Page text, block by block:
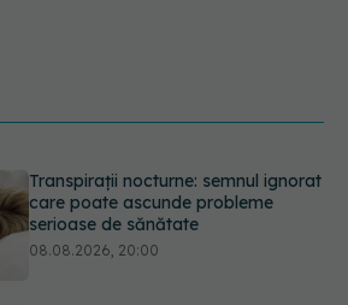
Ce poți mânca și ce trebuie să eviți
dacă ai gastrită: exemplu de meniu
care reduce inflamația stomacului
08.08.2026, 19:00